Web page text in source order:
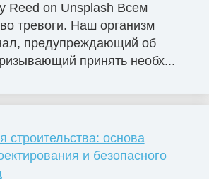
Reed on Unsplash Всем
тревоги. Наш организм
предупреждающий об
принять необх...
строительства: основа
и безопасного